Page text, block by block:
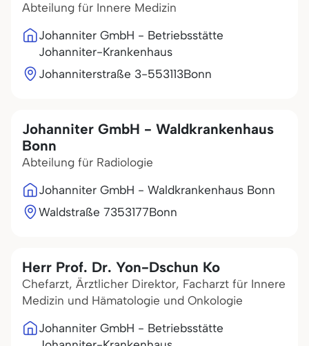
Abteilung für Innere Medizin
Johanniter GmbH - Betriebsstätte
Johanniter-Krankenhaus
Johanniterstraße 3-553113Bonn
Johanniter GmbH - Waldkrankenhaus
Bonn
Abteilung für Radiologie
Johanniter GmbH - Waldkrankenhaus Bonn
Waldstraße 7353177Bonn
Herr Prof. Dr. Yon-Dschun Ko
Chefarzt, Ärztlicher Direktor, Facharzt für Innere
Medizin und Hämatologie und Onkologie
Johanniter GmbH - Betriebsstätte